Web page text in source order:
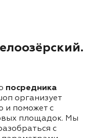
посредника
организует
и поможет с
площадок. Мы
с